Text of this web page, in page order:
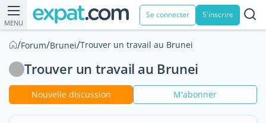
MENU
Se connecter S'inscrire
/Forum/Brunei/Trouver un travail au Brunei
Trouver un travail au Brunei
Nouvelle discussion M'abonner